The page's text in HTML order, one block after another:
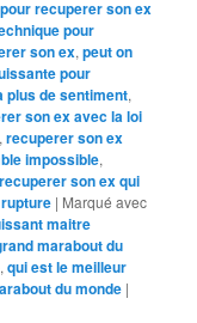
recuperer son ex
pour
son ex,peut on
pour
plus de sentiment,
son ex avec la loi
,recuperer son ex
impossible,
recuperer son ex qui
| Marqué avec
maitre
marabout du
,qui est le meilleur
du monde |